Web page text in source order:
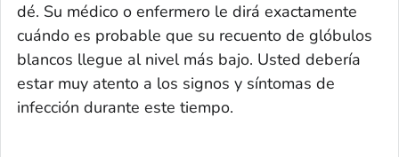
dé. Su médico o enfermero le dirá exactamente
cuándo es probable que su recuento de glóbulos
blancos llegue al nivel más bajo. Usted debería
estar muy atento a los signos y síntomas de
infección durante este tiempo.